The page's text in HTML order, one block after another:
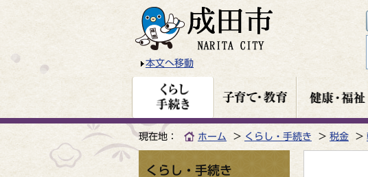
本文へ移動
現在地： ホーム くらし・手続き 税金
くらし・手続き